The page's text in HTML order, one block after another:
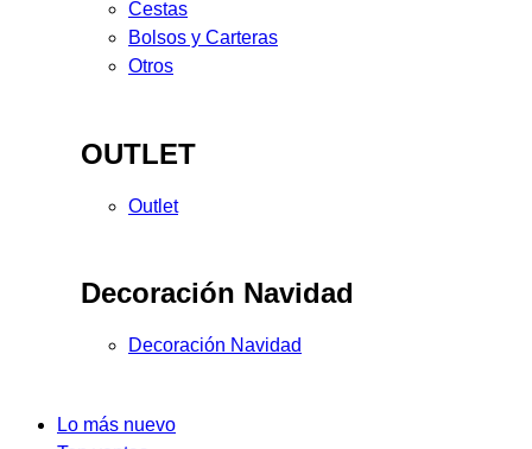
Cestas
Bolsos y Carteras
Otros
OUTLET
Outlet
Decoración Navidad
Decoración Navidad
Lo más nuevo